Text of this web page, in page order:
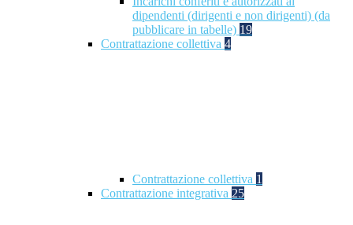
dipendenti (dirigenti e non dirigenti) (da
pubblicare in tabelle) 19
Contrattazione collettiva 4
Contrattazione collettiva 1
Contrattazione integrativa 25